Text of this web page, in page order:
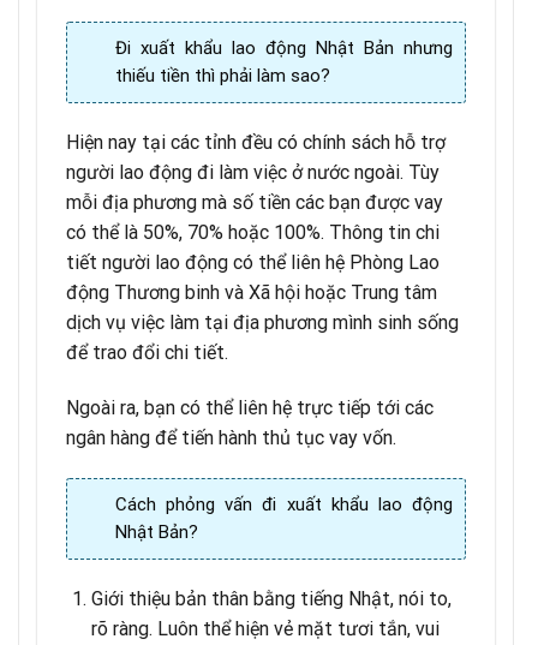
Đi xuất khẩu lao động Nhật Bản nhưng
thiếu tiền thì phải làm sao?
Hiện nay tại các tỉnh đều có chính sách hỗ trợ
người lao động đi làm việc ở nước ngoài. Tùy
mỗi địa phương mà số tiền các bạn được vay
có thể là 50%, 70% hoặc 100%. Thông tin chi
tiết người lao động có thể liên hệ Phòng Lao
động Thương binh và Xã hội hoặc Trung tâm
dịch vụ việc làm tại địa phương mình sinh sống
để trao đổi chi tiết.
Ngoài ra, bạn có thể liên hệ trực tiếp tới các
ngân hàng để tiến hành thủ tục vay vốn.
Cách phỏng vấn đi xuất khẩu lao động
Nhật Bản?
Giới thiệu bản thân bằng tiếng Nhật, nói to,
rõ ràng. Luôn thể hiện vẻ mặt tươi tắn, vui